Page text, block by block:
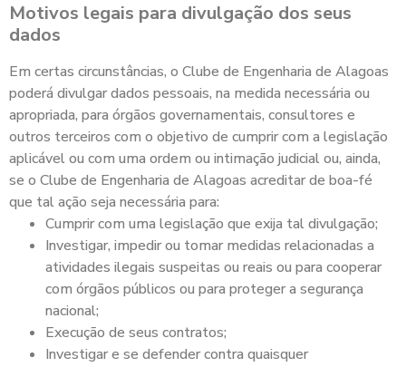
Motivos legais para divulgação dos seus
dados
Em certas circunstâncias, o Clube de Engenharia de Alagoas
poderá divulgar dados pessoais, na medida necessária ou
apropriada, para órgãos governamentais, consultores e
outros terceiros com o objetivo de cumprir com a legislação
aplicável ou com uma ordem ou intimação judicial ou, ainda,
se o Clube de Engenharia de Alagoas acreditar de boa-fé
que tal ação seja necessária para:
Cumprir com uma legislação que exija tal divulgação;
Investigar, impedir ou tomar medidas relacionadas a
atividades ilegais suspeitas ou reais ou para cooperar
com órgãos públicos ou para proteger a segurança
nacional;
Execução de seus contratos;
Investigar e se defender contra quaisquer